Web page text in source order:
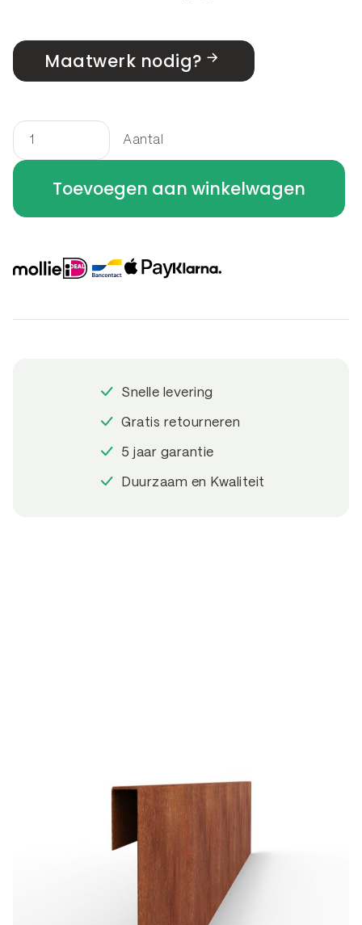
Maatwerk nodig?
U-
profiel
betotop
overzetprofiel
Aantal
Toevoegen aan winkelwagen
Snelle levering
Gratis retourneren
5 jaar garantie
Duurzaam en Kwaliteit